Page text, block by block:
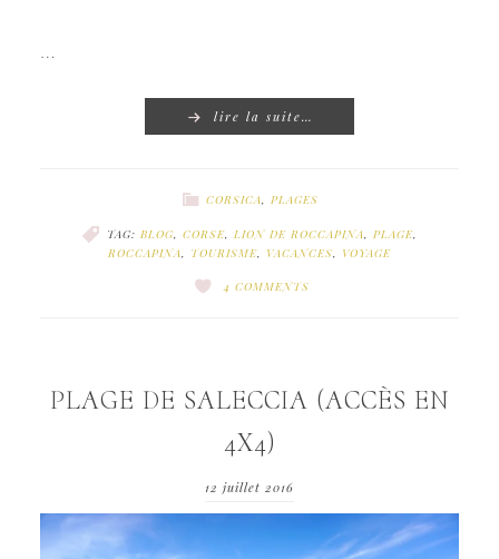
…
lire la suite…
CORSICA, PLAGES
TAG: BLOG, CORSE, LION DE ROCCAPINA, PLAGE,
ROCCAPINA, TOURISME, VACANCES, VOYAGE
4 COMMENTS
PLAGE DE SALECCIA (ACCÈS EN
4X4)
12 juillet 2016